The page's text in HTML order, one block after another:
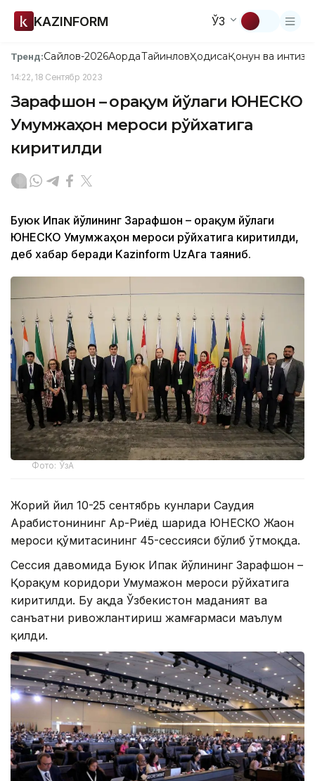
KAZINFORM ЎЗ
Тренд:Сайлов-2026АқордаТайинловҲодисаҚонун ва
14:22, 18 Сентябр 2023
Зарафшон – Қорақум йўлаги ЮНЕСКО
Умумжаҳон мероси рўйхатига
киритилди
Буюк Ипак йўлининг Зарафшон – Қорақум йўлаги
ЮНЕСКО Умумжаҳон мероси рўйхатига киритилди,
деб хабар беради Kazinform UzAга таяниб.
Фото: ЎзА
Жорий йил 10-25 сентябрь кунлари Саудия
Арабистонининг Ар-Риёд шаҳрида ЮНЕСКО Жаҳон
мероси қўмитасининг 45-сессияси бўлиб ўтмоқда.
Сессия давомида Буюк Ипак йўлининг Зарафшон –
Қорақум коридори Умумҳажон мероси рўйхатига
киритилди. Бу ҳақда Ўзбекистон маданият ва
санъатни ривожлантириш жамғармаси маълум
қилди.